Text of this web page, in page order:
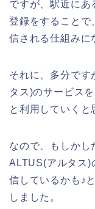
ですが、駅近にあ
登録をすることで
信される仕組みに
それに、多分で
タス)のサービス
と利用していくと
なので、もしかし
ALTUS(アルタス)
信しているかも♪
しました。